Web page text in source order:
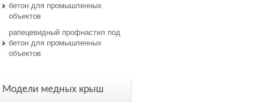
бетон для промышленных
объектов
рапецевидный профнастил под
бетон для промышленных
объектов
Модели медных крыш